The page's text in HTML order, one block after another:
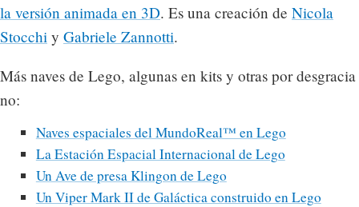
la versión animada en 3D. Es una creación de Nicola
Stocchi y Gabriele Zannotti.
Más naves de Lego, algunas en kits y otras por desgracia
no:
Naves espaciales del MundoReal™ en Lego
La Estación Espacial Internacional de Lego
Un Ave de presa Klingon de Lego
Un Viper Mark II de Galáctica construido en Lego